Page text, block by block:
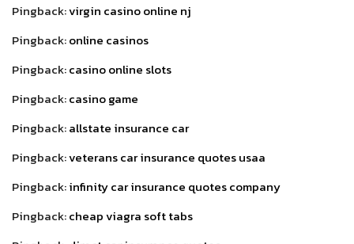
Pingback:virgin casino online nj
Pingback:online casinos
Pingback:casino online slots
Pingback:casino game
Pingback:allstate insurance car
Pingback:veterans car insurance quotes usaa
Pingback:infinity car insurance quotes company
Pingback:cheap viagra soft tabs